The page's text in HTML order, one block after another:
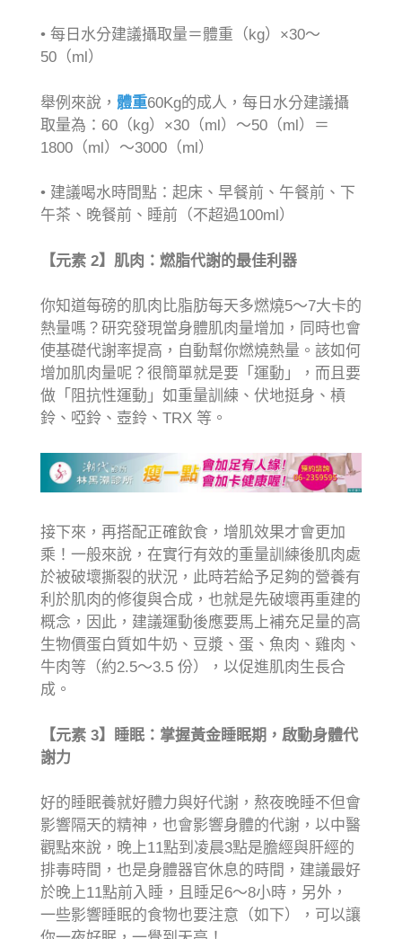
• 每日水分建議攝取量＝體重（kg）×30～
50（ml）
舉例來說， 體重60Kg的成人，每日水分建議攝
取量為：60（kg）×30（ml）～50（ml）＝
1800（ml）～3000（ml）
• 建議喝水時間點：起床、早餐前、午餐前、下
午茶、晚餐前、睡前（不超過100ml）
【元素 2】肌肉：燃脂代謝的最佳利器
你知道每磅的肌肉比脂肪每天多燃燒5～7大卡的
熱量嗎？研究發現當身體肌肉量增加，同時也會
使基礎代謝率提高，自動幫你燃燒熱量。該如何
增加肌肉量呢？很簡單就是要「運動」，而且要
做「阻抗性運動」如重量訓練、伏地挺身、槓
鈴、啞鈴、壺鈴、TRX 等。
接下來，再搭配正確飲食，增肌效果才會更加
乘！一般來說，在實行有效的重量訓練後肌肉處
於被破壞撕裂的狀況，此時若給予足夠的營養有
利於肌肉的修復與合成，也就是先破壞再重建的
概念，因此，建議運動後應要馬上補充足量的高
生物價蛋白質如牛奶、豆漿、蛋、魚肉、雞肉、
牛肉等（約2.5～3.5 份），以促進肌肉生長合
成。
【元素 3】睡眠：掌握黃金睡眠期，啟動身體代
謝力
好的睡眠養就好體力與好代謝，熬夜晚睡不但會
影響隔天的精神，也會影響身體的代謝，以中醫
觀點來說，晚上11點到凌晨3點是膽經與肝經的
排毒時間，也是身體器官休息的時間，建議最好
於晚上11點前入睡，且睡足6～8小時，另外，
一些影響睡眠的食物也要注意（如下），可以讓